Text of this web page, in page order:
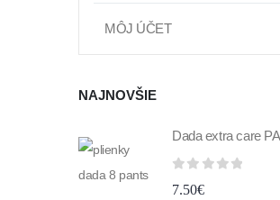
MÔJ ÚČET
NAJNOVŠIE
7.50€